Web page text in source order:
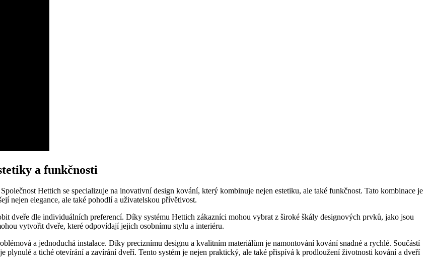
a funkčnosti
Hettich se specializuje na inovativní design kování, který kombinuje nejen estetiku, ale také funkčnost. Tato kombinace je
nejen elegance, ale také pohodlí a uživatelskou přívětivost.
dveře dle individuálních preferencí. Díky systému Hettich zákazníci mohou vybrat z široké škály designových prvků, jako jsou
vytvořit dveře, které odpovídají jejich osobnímu stylu a interiéru.
a jednoduchá instalace. Díky preciznímu designu a kvalitním materiálům je namontování kování snadné a rychlé. Součástí
a tiché otevírání a zavírání dveří. Tento systém je nejen praktický, ale také přispívá k prodloužení životnosti kování a dveří